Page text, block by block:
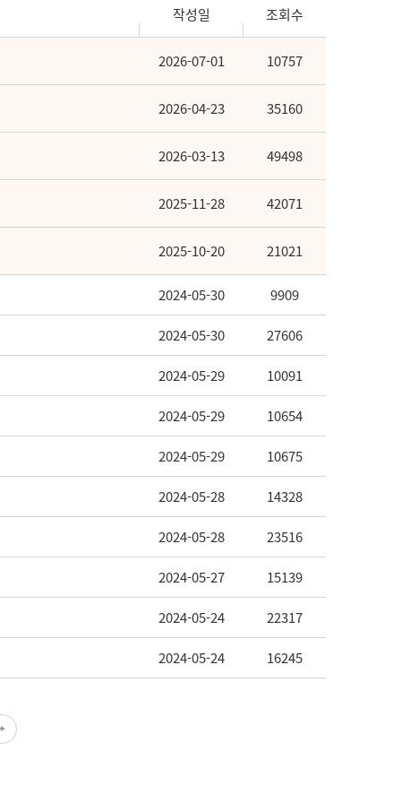
작성일 조회수
2026-07-01 10757
2026-04-23 35160
2026-03-13 49498
2025-11-28 42071
2025-10-20 21021
2024-05-30 9909
2024-05-30 27606
2024-05-29 10091
2024-05-29 10654
2024-05-29 10675
2024-05-28 14328
2024-05-28 23516
2024-05-27 15139
2024-05-24 22317
2024-05-24 16245